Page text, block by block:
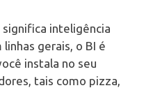
inteligência
gerais, o BI é
instala no seu
tais como pizza,